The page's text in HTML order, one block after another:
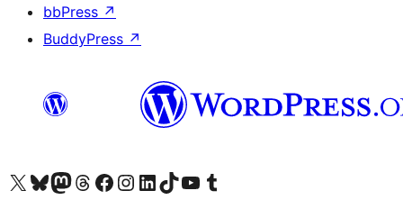
bbPress ↗
BuddyPress ↗
Navštívte náš účet na X (predtým Twitter)
Navštívte náš účet na platforme Bluesky
Navštívte náš účet na Mastodone
Navštívte náš účet na platforme Threads
Navštívte našu stránku na Facebooku
Navštívte náš účet Instagram
Navštívte náš účet LinkedIn
Navštívte náš účet na platforme TikTok
Navštívte náš kanál YouTube
Navštívte náš účet na platforme Tumblr